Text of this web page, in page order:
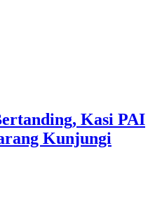
Kasi PAI
Kunjungi